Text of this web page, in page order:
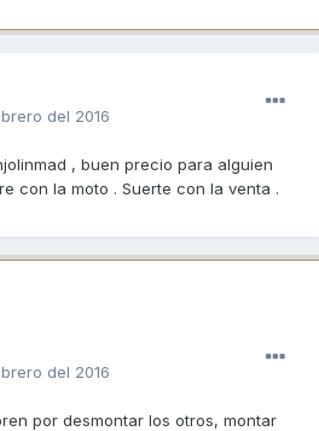
del 2016
, buen precio para alguien
con la moto . Suerte con la venta .
del 2016
por desmontar los otros, montar